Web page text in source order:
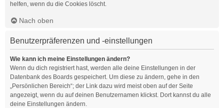
helfen, wenn du die Cookies löscht.
Nach oben
Benutzerpräferenzen und -einstellungen
Wie kann ich meine Einstellungen ändern?
Wenn du dich registriert hast, werden alle deine Einstellungen in der
Datenbank des Boards gespeichert. Um diese zu ändern, gehe in den
„Persönlichen Bereich“; der Link dazu wird meist oben auf der Seite
angezeigt, wenn du auf deinen Benutzernamen klickst. Dort kannst du alle
deine Einstellungen ändern.